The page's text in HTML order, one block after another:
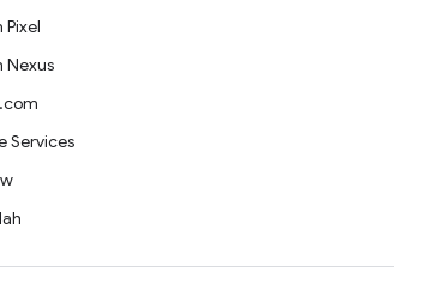
Pixel
Nexus
Services